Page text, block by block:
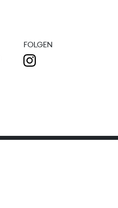
FOLGEN